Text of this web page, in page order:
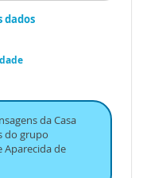
dados
da Casa
do grupo
Aparecida de